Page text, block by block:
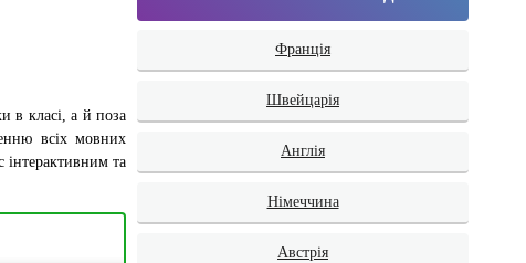
в класі, а й поза
всіх мовних
інтерактивним та
Франція
Швейцарія
Англія
Німеччина
Австрія